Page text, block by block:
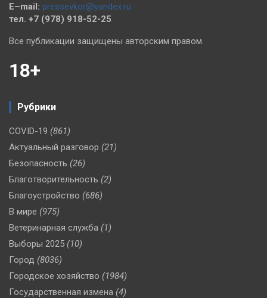
E–mail: pressevkor@yandex.ru
тел. +7 (978) 918-52-25
Все публикации защищены авторским правом.
18+
Рубрики
COVID-19 (861)
Актуальный разговор (21)
Безопасность (26)
Благотворительность (2)
Благоустройство (686)
В мире (975)
Ветеринарная служба (1)
Выборы 2025 (10)
Город (8036)
Городское хозяйство (1984)
Государственная измена (4)